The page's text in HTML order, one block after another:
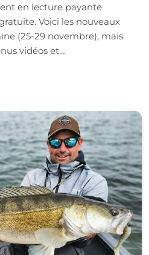
en lecture payante
Voici les nouveaux
(25-29 novembre), mais
vidéos et…